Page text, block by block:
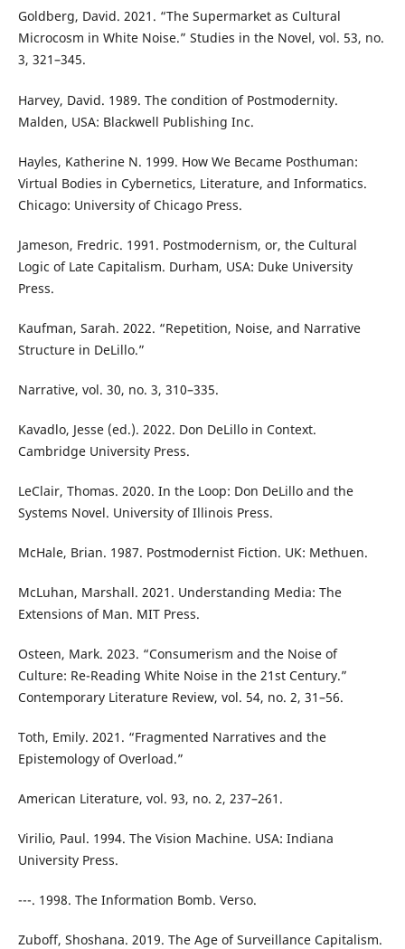
Goldberg, David. 2021. “The Supermarket as Cultural
Microcosm in White Noise.” Studies in the Novel, vol. 53, no.
3, 321–345.
Harvey, David. 1989. The condition of Postmodernity.
Malden, USA: Blackwell Publishing Inc.
Hayles, Katherine N. 1999. How We Became Posthuman:
Virtual Bodies in Cybernetics, Literature, and Informatics.
Chicago: University of Chicago Press.
Jameson, Fredric. 1991. Postmodernism, or, the Cultural
Logic of Late Capitalism. Durham, USA: Duke University
Press.
Kaufman, Sarah. 2022. “Repetition, Noise, and Narrative
Structure in DeLillo.”
Narrative, vol. 30, no. 3, 310–335.
Kavadlo, Jesse (ed.). 2022. Don DeLillo in Context.
Cambridge University Press.
LeClair, Thomas. 2020. In the Loop: Don DeLillo and the
Systems Novel. University of Illinois Press.
McHale, Brian. 1987. Postmodernist Fiction. UK: Methuen.
McLuhan, Marshall. 2021. Understanding Media: The
Extensions of Man. MIT Press.
Osteen, Mark. 2023. “Consumerism and the Noise of
Culture: Re-Reading White Noise in the 21st Century.”
Contemporary Literature Review, vol. 54, no. 2, 31–56.
Toth, Emily. 2021. “Fragmented Narratives and the
Epistemology of Overload.”
American Literature, vol. 93, no. 2, 237–261.
Virilio, Paul. 1994. The Vision Machine. USA: Indiana
University Press.
---. 1998. The Information Bomb. Verso.
Zuboff, Shoshana. 2019. The Age of Surveillance Capitalism.